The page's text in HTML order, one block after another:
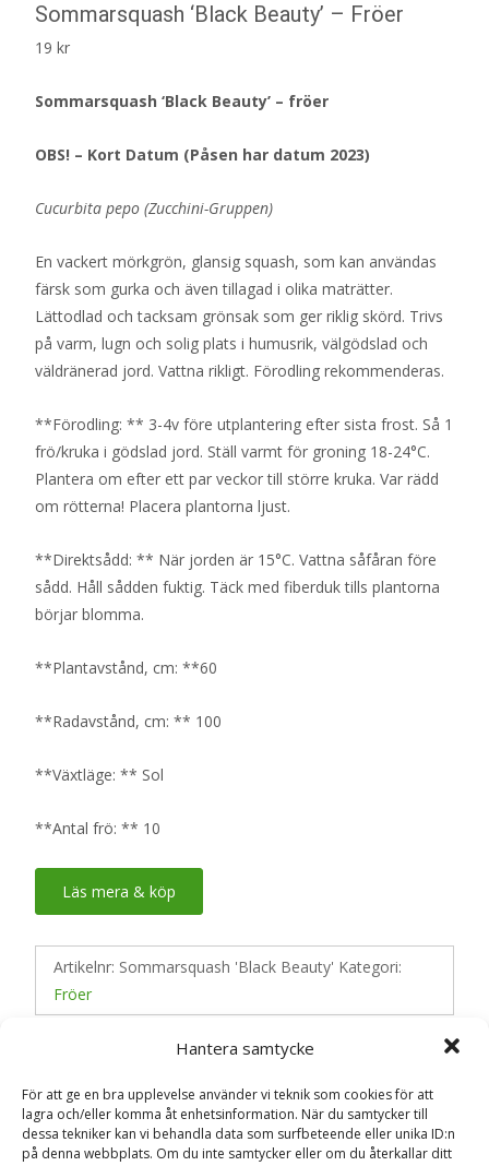
Hantera samtycke
För att ge en bra upplevelse använder vi teknik som cookies för att
lagra och/eller komma åt enhetsinformation. När du samtycker till
dessa tekniker kan vi behandla data som surfbeteende eller unika ID:n
på denna webbplats. Om du inte samtycker eller om du återkallar ditt
Sommarsquash ‘Black Beauty’ – Fröer
19 kr
Sommarsquash ‘Black Beauty’ – fröer
OBS! – Kort Datum (Påsen har datum 2023)
Cucurbita pepo (Zucchini-Gruppen)
En vackert mörkgrön, glansig squash, som kan användas
färsk som gurka och även tillagad i olika maträtter.
Lättodlad och tacksam grönsak som ger riklig skörd. Trivs
på varm, lugn och solig plats i humusrik, välgödslad och
väldränerad jord. Vattna rikligt. Förodling rekommenderas.
**Förodling: ** 3-4v före utplantering efter sista frost. Så 1
frö/kruka i gödslad jord. Ställ varmt för groning 18-24°C.
Plantera om efter ett par veckor till större kruka. Var rädd
om rötterna! Placera plantorna ljust.
**Direktsådd: ** När jorden är 15°C. Vattna såfåran före
sådd. Håll sådden fuktig. Täck med fiberduk tills plantorna
börjar blomma.
**Plantavstånd, cm: **60
**Radavstånd, cm: ** 100
**Växtläge: ** Sol
**Antal frö: ** 10
Läs mera & köp
Artikelnr: Sommarsquash 'Black Beauty' Kategori:
Fröer
Recensioner